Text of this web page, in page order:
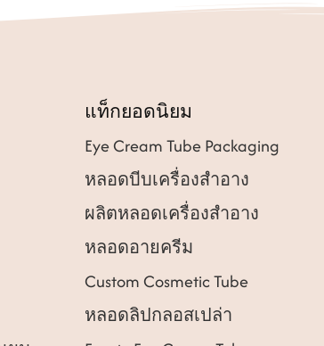
แท็กยอดนิยม
Eye Cream Tube Packaging
หลอดบีบเครื่องสำอาง
ผลิตหลอดเครื่องสำอาง
หลอดอายครีม
Custom Cosmetic Tube
หลอดลิปกลอสเปล่า